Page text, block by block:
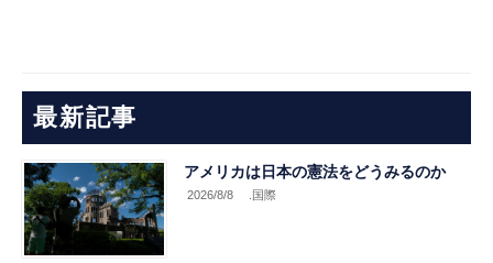
最新記事
アメリカは日本の憲法をどうみるのか
2026/8/8 .国際